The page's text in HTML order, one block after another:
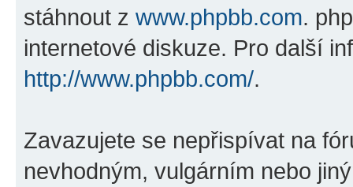
stáhnout z www.phpbb.com.
internetové diskuze. Pro další
http://www.phpbb.com/.
Zavazujete se nepřispívat na
nevhodným, vulgárním nebo